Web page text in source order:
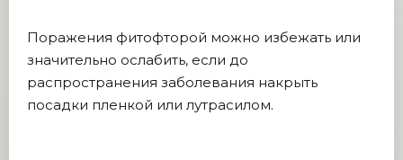
Поражения фитофторой можно избежать или
значительно ослабить, если до
распространения заболевания накрыть
посадки пленкой или лутрасилом.